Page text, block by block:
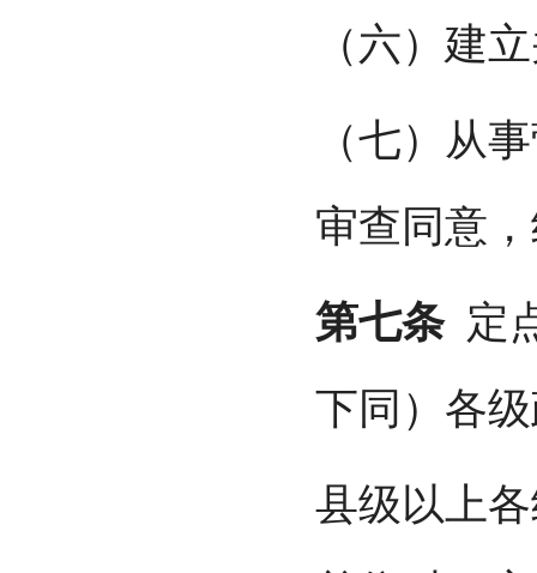
（六）建
（七）从
审查同意
第七条定
下同）各
县级以上